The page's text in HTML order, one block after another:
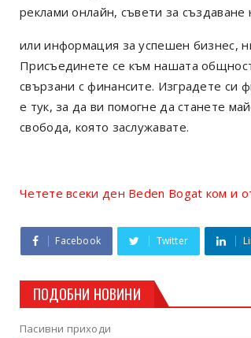
реклами онлайн, съвети за създаване
или информация за успешен бизнес,
Присъединете се към нашата
свързани с финансите. Изградете си
е тук, за да ви помогне да станете
свобода, която заслужавате.
Четете всеки ден Beden Bogat ком и
Facebook Twitter
ПОДОБНИ НОВИНИ
Пасивни приходи